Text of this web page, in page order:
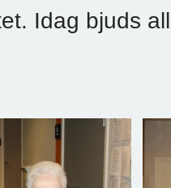
Idag bjuds